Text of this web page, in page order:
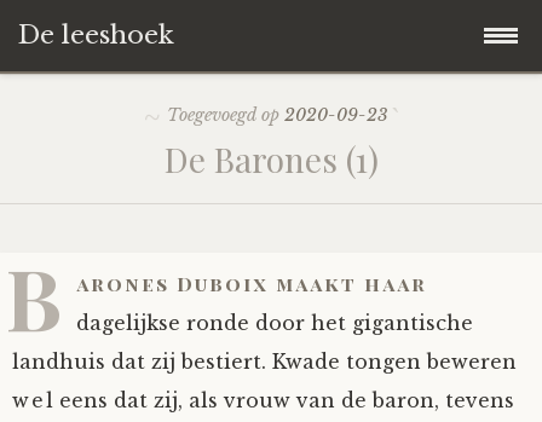
De leeshoek
Wie zijn we?
Het Biechthokje
De hele kast
Adventskalenders
HD-Archief
Het hele archief
Toegevoegd op2020-09-23
De Barones (1)
B arones Duboix maakt haar
dagelijkse ronde door het gigantische
landhuis dat zij bestiert. Kwade tongen beweren
wel eens dat zij, als vrouw van de baron, tevens